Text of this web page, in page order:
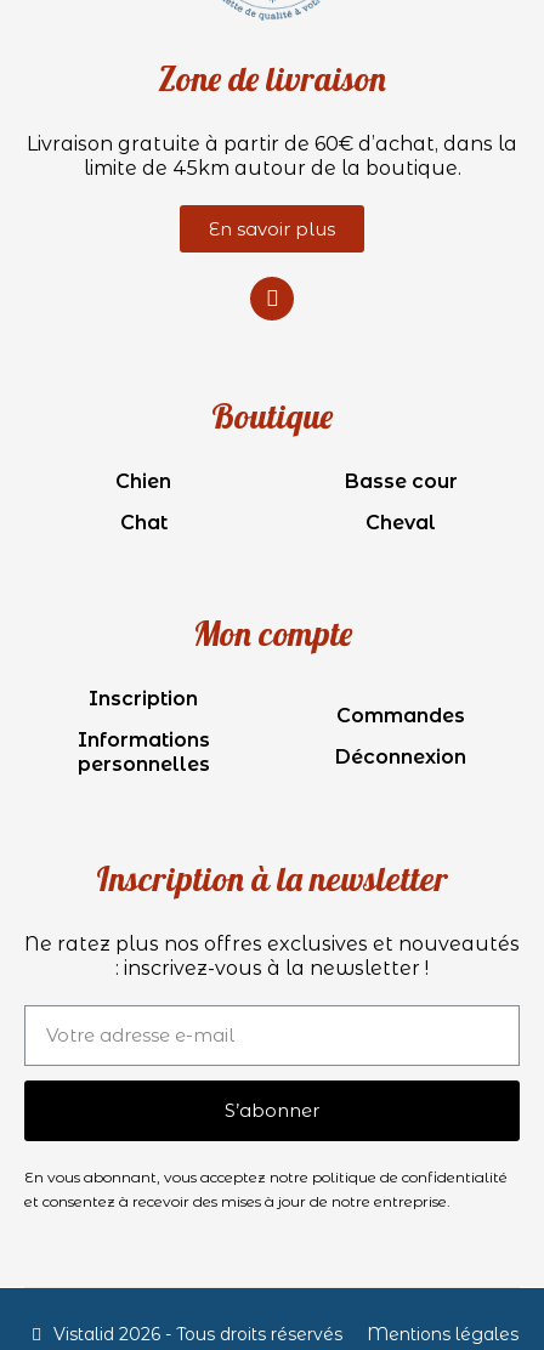
Zone de livraison
Livraison gratuite à partir de 60€ d’achat, dans la
limite de 45km autour de la boutique.
En savoir plus
Boutique
Chien
Chat
Basse cour
Cheval
Mon compte
Inscription
Informations
personnelles
Commandes
Déconnexion
Inscription à la newsletter
Ne ratez plus nos offres exclusives et nouveautés
: inscrivez-vous à la newsletter !
S’abonner
En vous abonnant, vous acceptez notre politique de confidentialité
et consentez à recevoir des mises à jour de notre entreprise.
Vistalid 2026 - Tous droits réservés Mentions légales